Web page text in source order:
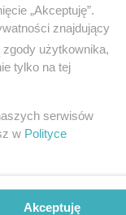
„Akceptuję”.
znajdujący
użytkownika,
tylko na tej
serwisów
w Polityce
Akceptuję